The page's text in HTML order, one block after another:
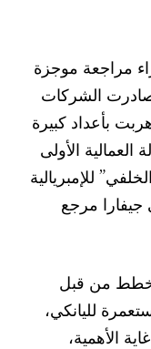
مراجعة موجزة
ثورة 1959، التي صادرت الشركات
هربت بأعداد كبيرة
الأولى
للإمبريالية
جيفارا مرجع
من قبل
لليانكي،
الأهمية،